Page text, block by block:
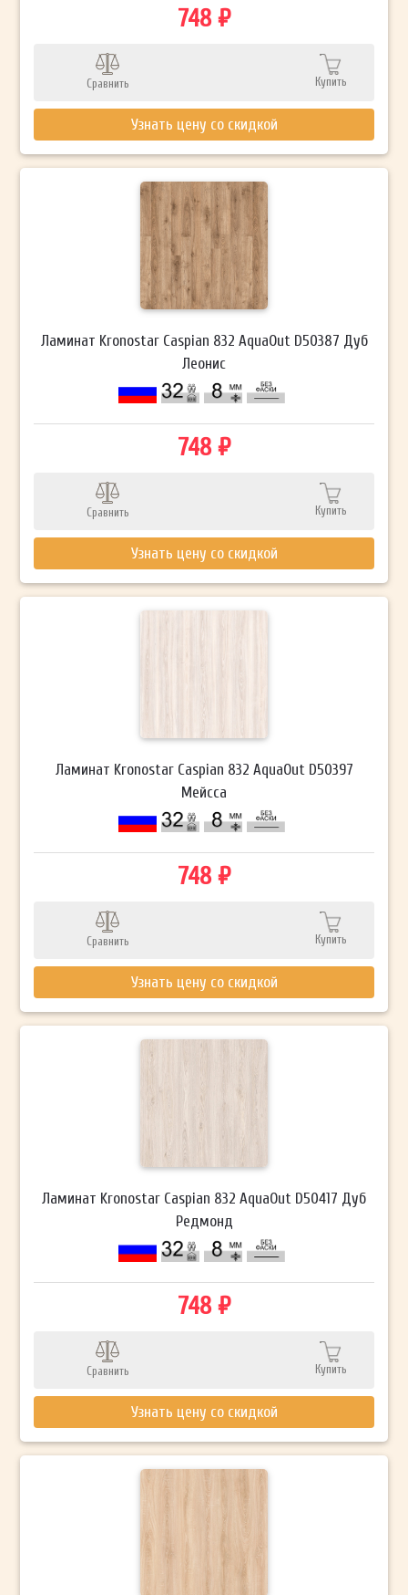
748 ₽
Сравнить Купить
Узнать цену со скидкой
Ламинат Kronostar Caspian 832 AquaOut D50387 Дуб
Леонис
748 ₽
Сравнить Купить
Узнать цену со скидкой
Ламинат Kronostar Caspian 832 AquaOut D50397
Мейсса
748 ₽
Сравнить Купить
Узнать цену со скидкой
Ламинат Kronostar Caspian 832 AquaOut D50417 Дуб
Редмонд
748 ₽
Сравнить Купить
Узнать цену со скидкой